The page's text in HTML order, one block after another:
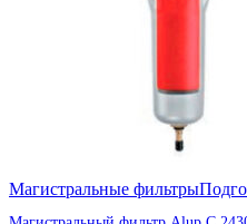
Магистральные фильтры